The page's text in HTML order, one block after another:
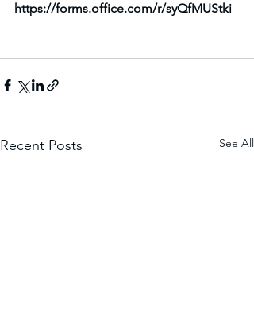
https://forms.office.com/r/syQfMUStki
Recent Posts See All